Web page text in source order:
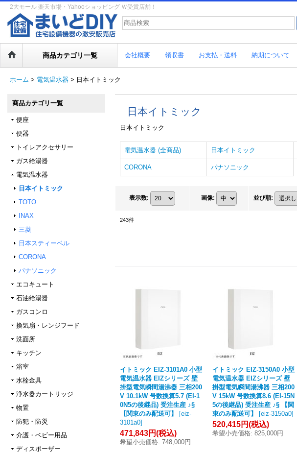
2大モール 楽天市場・Yahooショッピング Ｗ受賞店舗！
商品カテゴリ一覧 会社概要 領収書 お支払・送料 納期について
ホーム > 電気温水器 > 日本イトミック
商品カテゴリ一覧
便座
便器
トイレアクセサリー
ガス給湯器
電気温水器
日本イトミック
TOTO
INAX
三菱
日本スティーベル
CORONA
パナソニック
エコキュート
石油給湯器
ガスコンロ
換気扇・レンジフード
洗面所
キッチン
浴室
水栓金具
浄水器カートリッジ
物置
防犯・防災
介護・ベビー用品
ディスポーザー
日本イトミック
日本イトミック
電気温水器 (全商品) 日本イトミック
CORONA パナソニック
表示数: 画像: 並び順:
243件
イトミック EIZ-3101A0 小型
電気温水器 EIZシリーズ 壁
掛型電気瞬間湯沸器 三相200
V 10.1kW 号数換算5.7 (EI-1
0N5の後継品) 受注生産 ♪§
【関東のみ配送可】
[eiz-
3101a0]
471,843円(税込)
希望小売価格: 748,000円
イトミック EIZ-3150A0 小型
電気温水器 EIZシリーズ 壁
掛型電気瞬間湯沸器 三相200
V 15kW 号数換算8.6 (EI-15N
5の後継品) 受注生産 ♪§ 【関
東のみ配送可】
[eiz-3150a0]
520,415円(税込)
希望小売価格: 825,000円